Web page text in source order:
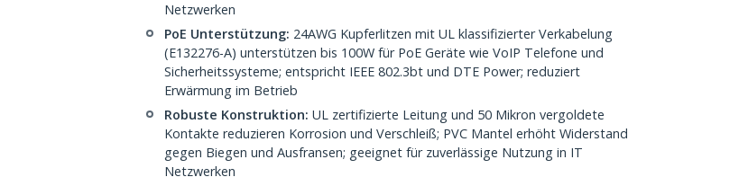
Netzwerken
PoE Unterstützung: 24AWG Kupferlitzen mit UL klassifizierter Verkabelung
(E132276-A) unterstützen bis 100W für PoE Geräte wie VoIP Telefone und
Sicherheitssysteme; entspricht IEEE 802.3bt und DTE Power; reduziert
Erwärmung im Betrieb
Robuste Konstruktion: UL zertifizierte Leitung und 50 Mikron vergoldete
Kontakte reduzieren Korrosion und Verschleiß; PVC Mantel erhöht Widerstand
gegen Biegen und Ausfransen; geeignet für zuverlässige Nutzung in IT
Netzwerken